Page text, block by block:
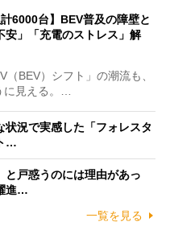
計6000台】BEV普及の障壁と
安」「充電のストレス」解
BEV）シフト」の潮流も、
見える。…
状況で実感した「フォレスタ
…
と戸惑うのには理由があっ
進…
一覧を見る